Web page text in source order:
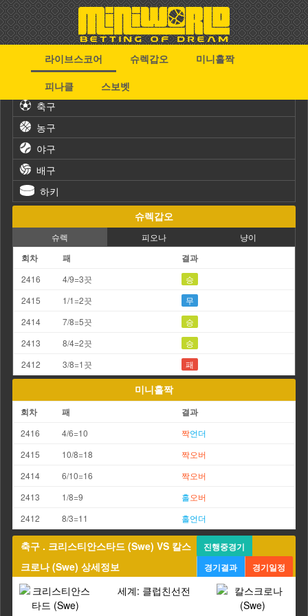
라이브스코어 슈렉갑오
미니홀짝
피나클
스보벳
축구
농구
야구
배구
하키
슈렉갑오
슈렉 피오나 냥이
회차 패 결과
2416 4/9=3끗
승
2415
1/1=2끗
무
2414
7/8=5끗
승
2413
8/4=2끗
승
2412
3/8=1끗 패
미니홀짝
회차 패 결과
2416 4/6=10 짝언더
2415
10/8=18 짝오버
2414
6/10=16 짝오버
2413
1/8=9 홀오버
2412
8/3=11 홀언더
축구 . 크리스티안스타드 (Swe) VS 칼스
크로나 (Swe) 상세정보
진행중경기
경기결과
경기일정
세계: 클럽친선전